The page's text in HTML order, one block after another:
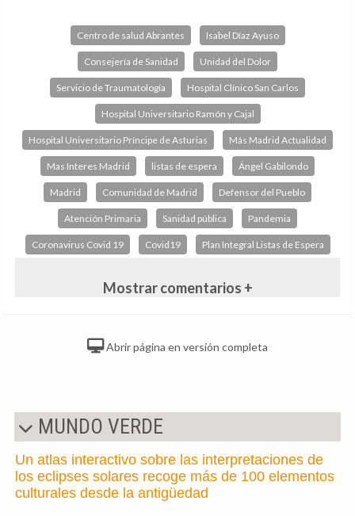
Centro de salud Abrantes Isabel Díaz Ayuso
Consejería de Sanidad Unidad del Dolor
Servicio de Traumatología Hospital Clínico San Carlos
Hospital Universitario Ramón y Cajal
Hospital Universitario Príncipe de Asturias Más Madrid Actualidad
Mas Interes Madrid listas de espera Ángel Gabilondo
Madrid Comunidad de Madrid Defensor del Pueblo
Atención Primaria Sanidad pública Pandemia
Coronavirus Covid 19 Covid19 Plan Integral Listas de Espera
Mostrar comentarios +
Abrir página en versión completa
MUNDO VERDE
Un atlas interactivo sobre las interpretaciones de
los eclipses solares recoge más de 100 elementos
culturales desde la antigüedad